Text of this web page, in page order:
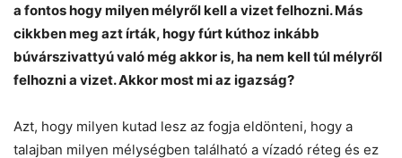
a fontos hogy milyen mélyről kell a vizet felhozni. Más
cikkben meg azt írták, hogy fúrt kúthoz inkább
búvárszivattyú való még akkor is, ha nem kell túl mélyről
felhozni a vizet. Akkor most mi az igazság?
Azt, hogy milyen kutad lesz az fogja eldönteni, hogy a
talajban milyen mélységben található a vízadó réteg és ez